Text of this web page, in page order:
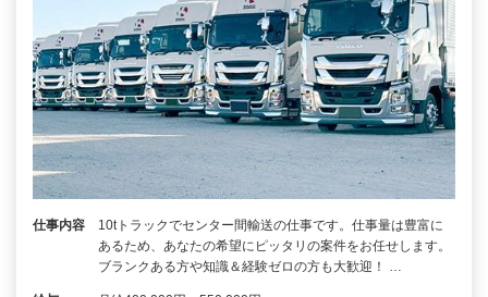
仕事内容
10tトラックでセンター間輸送の仕事です。仕事量は豊富に
あるため、あなたの希望にピッタリの案件をお任せします。
ブランクある方や知識＆経験ゼロの方も大歓迎！ …